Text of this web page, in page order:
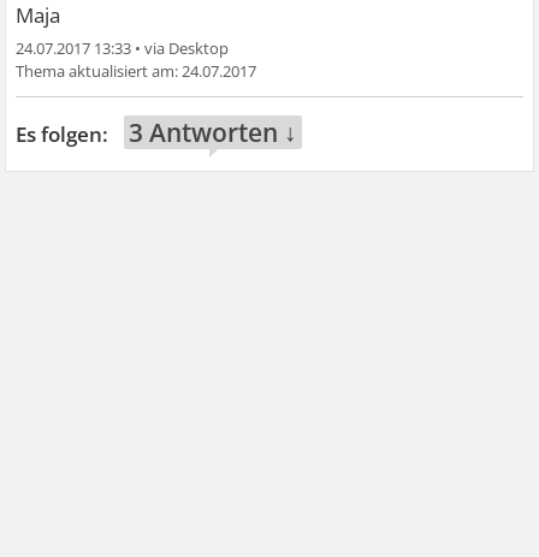
Maja
24.07.2017 13:33 •
24.07.2017
3 Antworten ↓